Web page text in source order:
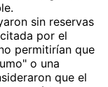
sin reservas
por el
permitirían que
o una
que el